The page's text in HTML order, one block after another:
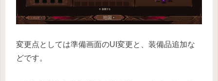
変更点としては準備画面のUI変更と、装備品追加な
どです。